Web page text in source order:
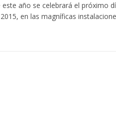
este año se celebrará el próximo
en las magníficas